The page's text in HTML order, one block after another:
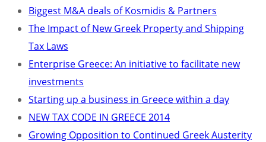
Biggest M&A deals of Kosmidis & Partners
The Impact of New Greek Property and Shipping
Tax Laws
Enterprise Greece: An initiative to facilitate new
investments
Starting up a business in Greece within a day
NEW TAX CODE IN GREECE 2014
Growing Opposition to Continued Greek Austerity